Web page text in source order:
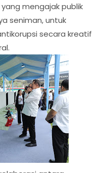
mengajak publik
seniman, untuk
secara kreatif